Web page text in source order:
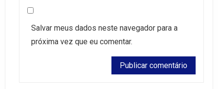
Salvar meus dados neste navegador para a
próxima vez que eu comentar.